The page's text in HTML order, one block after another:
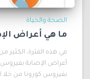
الصحة والحياة
ما هي أعراض
في هذه الفترة، الكثير
بفيروس كورونا من خلا